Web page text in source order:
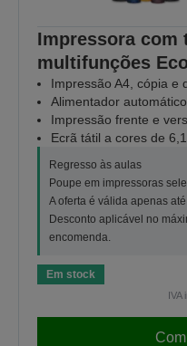
Impressora com
multifunções
Impressão A4, cópia e
Alimentador
Impressão frente e
Ecrã tátil a cores de
Regresso às aulas
Poupe em impressoras
A oferta é válida apenas
Desconto aplicável no
encomenda.
Em stock
IVA